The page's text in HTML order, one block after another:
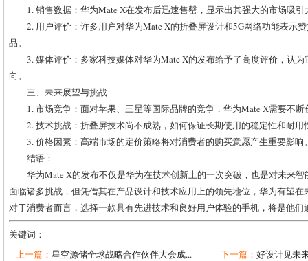
1. 销售数据：华为Mate X在发布后迅速售罄，显示出其强大的市场吸引
2. 用户评价：许多用户对华为Mate X的折叠屏设计和5G网络功能表示
品。
3. 媒体评价：多家科技媒体对华为Mate X的发布给予了高度评价，认
向。
三、未来展望与挑战
1. 市场竞争：面对苹果、三星等国际品牌的竞争，华为Mate X需要不
2. 技术挑战：折叠屏技术尚不成熟，如何保证长期使用的稳定性和耐用
3. 价格因素：高端市场的定价策略将对消费者的购买意愿产生重要影响
结语：
华为Mate X的发布不仅是华为在技术创新上的一次突破，也是对未来
面临诸多挑战，但凭借其在产品设计和技术应用上的领先地位，华为有望
对于消费者而言，选择一款具有先进技术和良好用户体验的手机，将是他
关键词：
上一篇： 星空源储全球战略合作伙伴大会成... 下一篇： 好设计见未